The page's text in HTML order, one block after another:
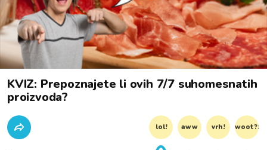
KVIZ: Prepoznajete li ovih 7/7 suhomesnatih
proizvoda?
lol! aww vrh! woot?!